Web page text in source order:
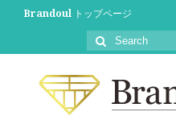
Brandoul トップページ